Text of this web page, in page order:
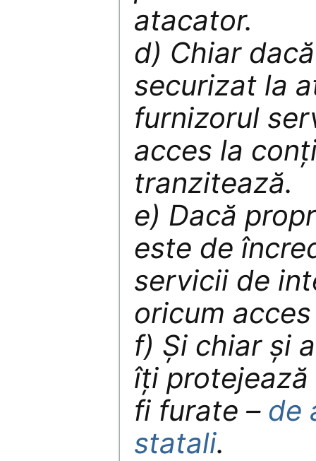
atacator.
d) Chiar
securizat la
furnizorul
acces la
tranzitează.
e) Dacă
este de
servicii de
oricum
f) Și chiar și
îți
fi furate – de
statali.